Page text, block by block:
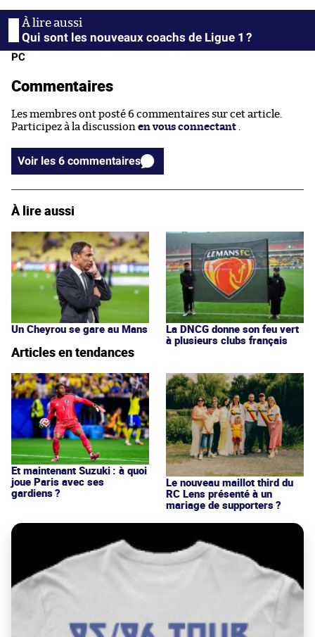
Qui sont les nouveaux coachs de Ligue 1 ?
PC
Commentaires
Les membres ont posté 6 commentaires sur cet article.
Participez à la discussion en vous connectant
Voir les 6 commentaires
À lire aussi
Un Cheyrou se gare au Mans
La DNCG donne son feu vert
à plusieurs clubs français
Articles en tendances
Et maintenant Suzuki : à quoi
joue Paris avec ses
gardiens ?
Le nouveau maillot third du
RC Lens présenté à un
mariage de supporters ?